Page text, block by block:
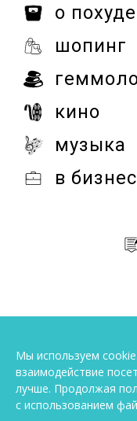
о
шопинг
кино
музыка
в
Мы используем
взаимодействие
лучше. Продолжая
с использованием